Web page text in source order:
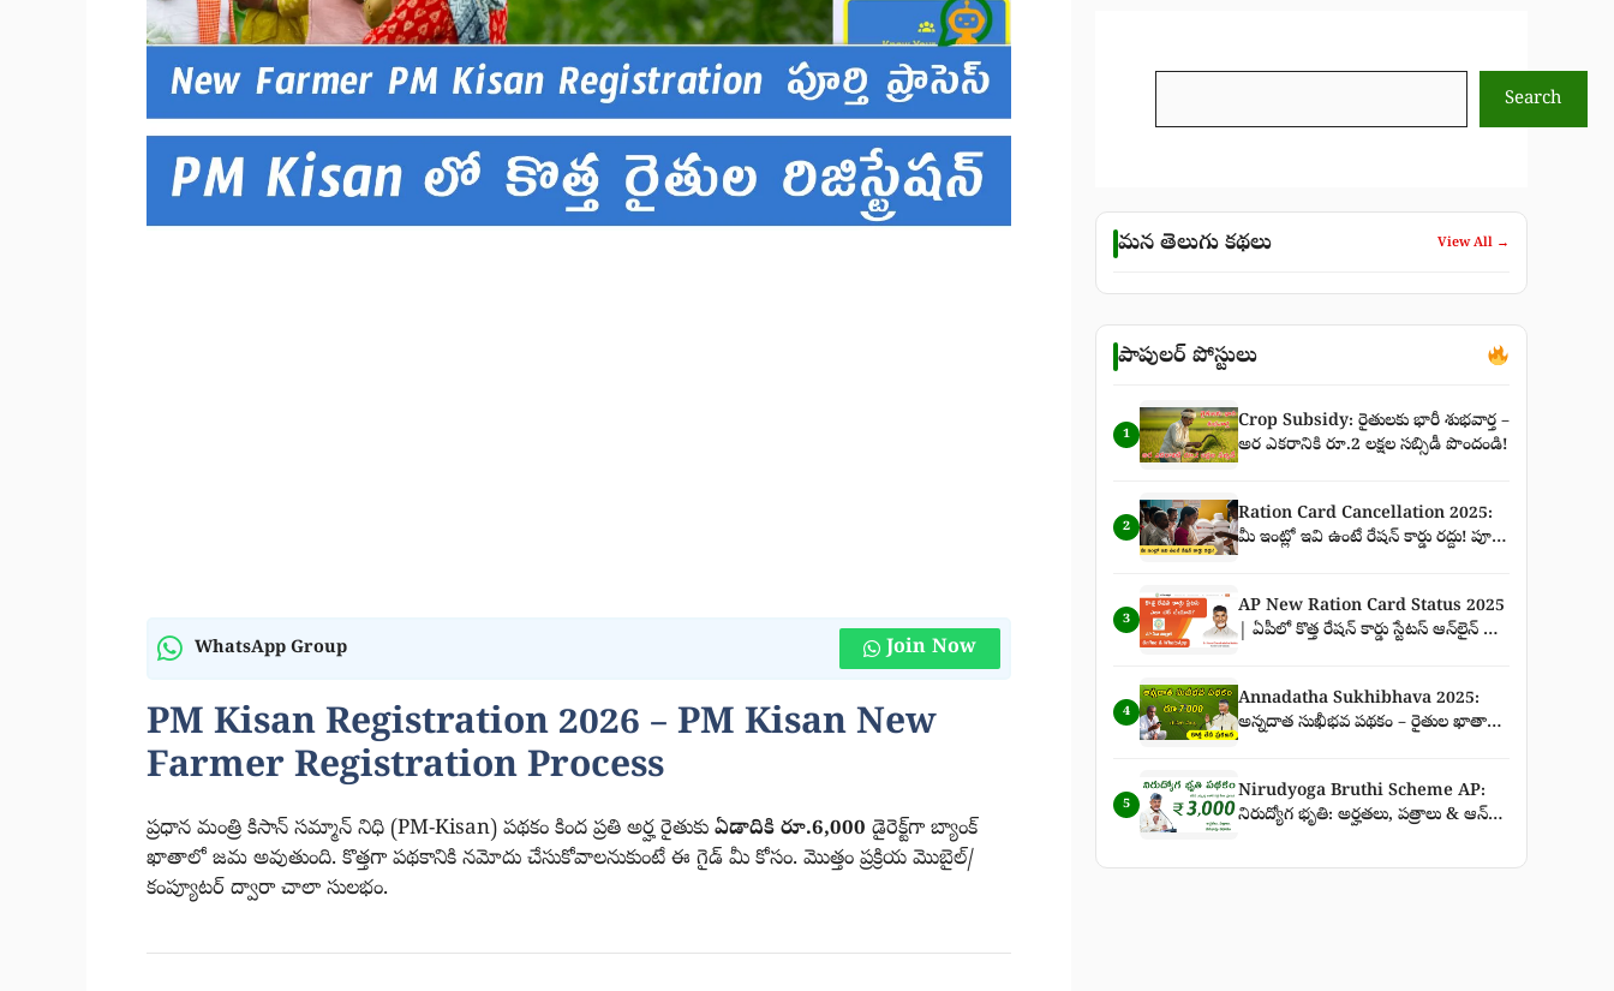
WhatsApp Group Join Now
PM Kisan Registration 2026 – PM Kisan New
Farmer Registration Process
ప్రధాన మంత్రి కిసాన్ సమ్మాన్ నిధి (PM-Kisan) పథకం కింద ప్రతి అర్హ రైతుకు ఏడాదికి రూ.6,000 డైరెక్ట్‌గా బ్యాంక్
ఖాతాలో జమ అవుతుంది. కొత్తగా పథకానికి నమోదు చేసుకోవాలనుకుంటే ఈ గైడ్ మీ కోసం. మొత్తం ప్రక్రియ మొబైల్/
కంప్యూటర్ ద్వారా చాలా సులభం.
Search
మన తెలుగు కథలు View All →
పాపులర్ పోస్టులు
1
Crop Subsidy: రైతులకు భారీ శుభవార్త –
అర ఎకరానికి రూ.2 లక్షల సబ్సిడీ పొందండి!
2
Ration Card Cancellation 2025:
మీ ఇంట్లో ఇవి ఉంటే రేషన్ కార్డు రద్దు! పూర్తి
3
AP New Ration Card Status 2025
| ఏపీలో కొత్త రేషన్ కార్డు స్టేటస్ ఆన్‌లైన్ &
4
Annadatha Sukhibhava 2025:
అన్నదాత సుఖీభవ పథకం – రైతుల ఖాతాల్లో
5
Nirudyoga Bruthi Scheme AP:
నిరుద్యోగ భృతి: అర్హతలు, పత్రాలు & ఆన్‌లైన్
తాజా వార్తలు